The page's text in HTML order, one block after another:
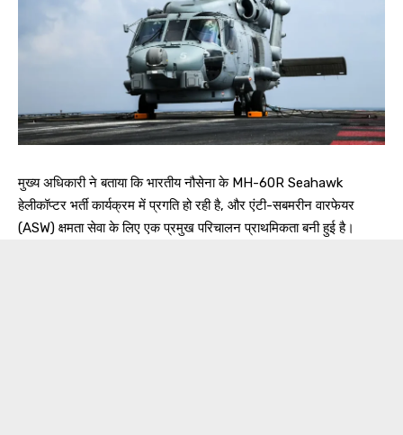
मुख्य अधिकारी ने बताया कि भारतीय नौसेना के MH-60R Seahawk
हेलीकॉप्टर भर्ती कार्यक्रम में प्रगति हो रही है, और एंटी-सबमरीन वारफेयर
(ASW) क्षमता सेवा के लिए एक प्रमुख परिचालन प्राथमिकता बनी हुई है।